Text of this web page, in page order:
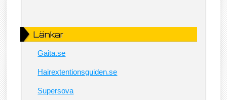
Länkar
Gaita.se
Hairextentionsguiden.se
Supersova